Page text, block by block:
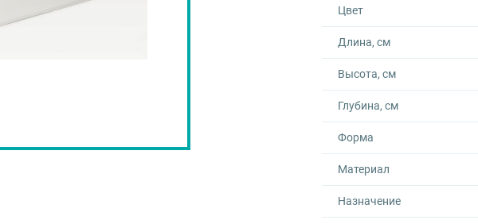
Цвет
Длина, см
Высота, см
Глубина, см
Форма
Материал
Назначение